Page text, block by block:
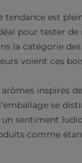
tendance est
pour tester
la catégorie
voient ces
inspirés
se
sentiment
comme